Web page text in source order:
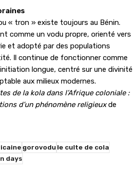
« tron » existe toujours au Bénin.
comme un vodu propre, orienté vers
et adopté par des populations
Il continue de fonctionner comme
longue, centré sur une divinité
aux milieux modernes.
de la kola dans l’Afrique coloniale :
d’un phénomène religieuxde
gorovodule culte de cola
days